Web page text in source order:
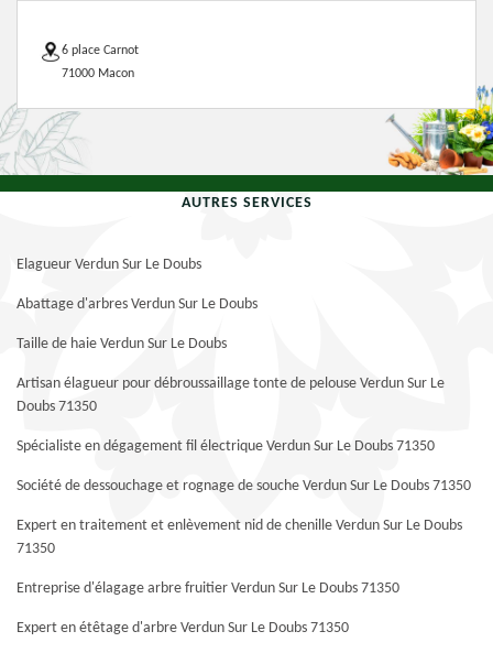
6 place Carnot
71000 Macon
AUTRES SERVICES
Elagueur Verdun Sur Le Doubs
Abattage d'arbres Verdun Sur Le Doubs
Taille de haie Verdun Sur Le Doubs
Artisan élagueur pour débroussaillage tonte de pelouse Verdun Sur Le
Doubs 71350
Spécialiste en dégagement fil électrique Verdun Sur Le Doubs 71350
Société de dessouchage et rognage de souche Verdun Sur Le Doubs 71350
Expert en traitement et enlèvement nid de chenille Verdun Sur Le Doubs
71350
Entreprise d'élagage arbre fruitier Verdun Sur Le Doubs 71350
Expert en étêtage d'arbre Verdun Sur Le Doubs 71350